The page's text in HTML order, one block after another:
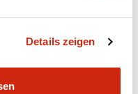
Details zeigen